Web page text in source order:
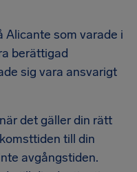
Alicante som varade i
berättigad
sig vara ansvarigt
det gäller din rätt
till din
avgångstiden.